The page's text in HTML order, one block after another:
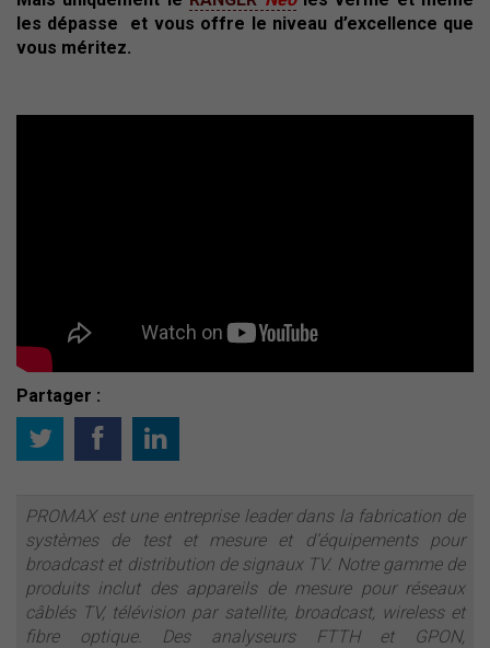
les dépasse
et vous offre le niveau d’excellence que
vous méritez.
Partager :
PROMAX est une entreprise leader dans la fabrication de
systèmes de test et mesure et d’équipements pour
broadcast et distribution de signaux TV. Notre gamme de
produits inclut des appareils de mesure pour réseaux
câblés TV, télévision par satellite, broadcast, wireless et
fibre optique. Des analyseurs FTTH et GPON,